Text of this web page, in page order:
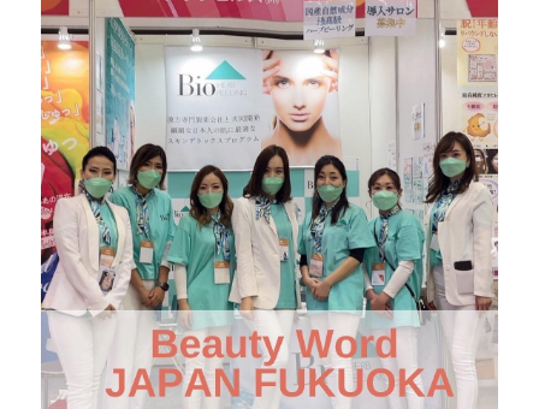
GLANZ（大阪）
LINORE（兵庫）
PIASA（京都）
Miliage（福井）
Rebirth（東京）
Bellefleur（長崎）
mer（兵庫）
FRONTiNO（千葉）
Bouquet（福岡）
warmaL（福岡）
Heal Palm（山口）
FLOW（愛知）
TEN美（香川）
La Miu（京都）
Bio Peel特薦サロン
AriMiG（東京）
Patchou petit（埼玉）
4tune.（福岡）
SoLcier（福井）
新規お取引希望のサロン様へ
症例写真
症例写真
導入サロン専用ページ
ハーブピーリング導入サロン専用ログインペ
ージ
炭酸小顔セラピスト専用ログインぺージ
Company
直営サロン&ショールーム
検索